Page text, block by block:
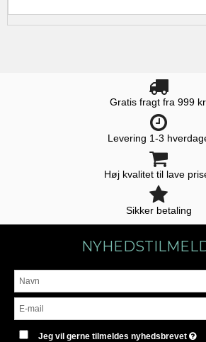
Gratis fragt fra 999 kr.
Levering 1-3
Høj kvalitet til lave
Sikker betaling
Jeg vil gerne tilmeldes nyhedsbrevet